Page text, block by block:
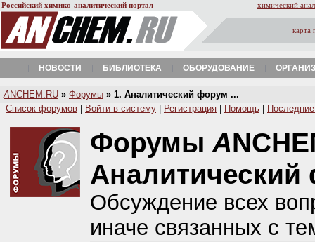
Российский химико-аналитический портал химический
карта
НОВОСТИ БИБЛИОТЕКА ОБОРУДОВАНИЕ
A NCHEM.RU » Форумы » 1. Аналитический форум ...
Список форумов
Войти в систему Регистрация Помощь
Форумы A
Обсуждение всех
иначе связанных с